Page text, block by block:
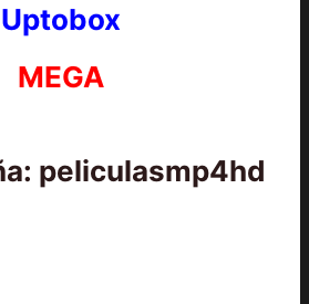
Uptobox
MEGA
peliculasmp4hd